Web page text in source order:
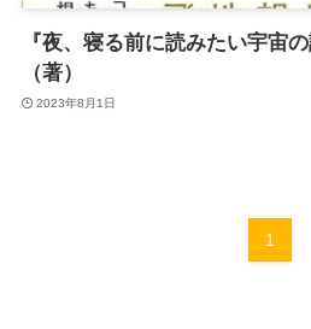
『夜、寝る前に読みたい宇宙
（著）
2023年8月1日
1